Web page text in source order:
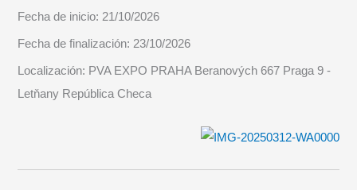
Fecha de inicio: 21/10/2026
Fecha de finalización: 23/10/2026
Localización: PVA EXPO PRAHA Beranových 667 Praga 9 -
Letňany República Checa